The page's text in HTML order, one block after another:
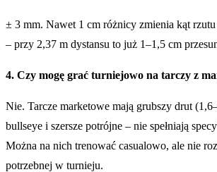
± 3 mm. Nawet 1 cm różnicy zmienia kąt
– przy 2,37 m dystansu to już 1–1,5 cm
4. Czy mogę grać turniejowo na tarczy z
Nie. Tarcze marketowe mają grubszy drut
bullseye i szersze potrójne – nie spełniają
Można na nich trenować casualowo, ale nie
potrzebnej w turnieju.